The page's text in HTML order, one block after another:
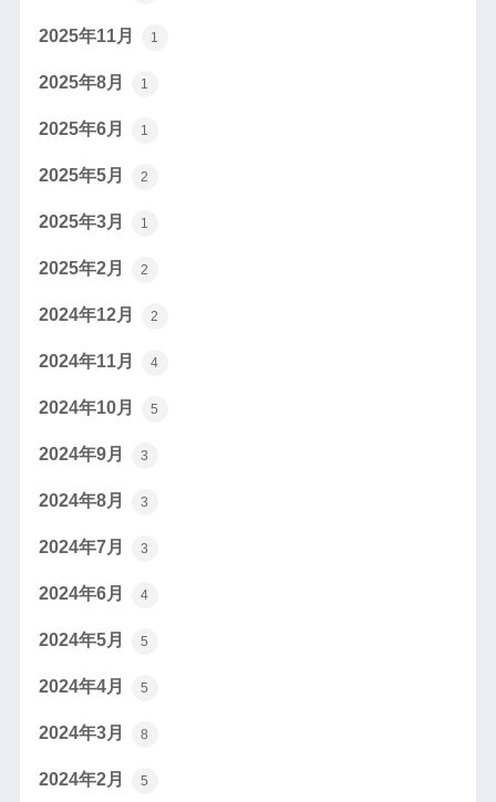
2025年11月 1
2025年8月 1
2025年6月 1
2025年5月 2
2025年3月 1
2025年2月 2
2024年12月 2
2024年11月 4
2024年10月 5
2024年9月 3
2024年8月 3
2024年7月 3
2024年6月 4
2024年5月 5
2024年4月 5
2024年3月 8
2024年2月 5